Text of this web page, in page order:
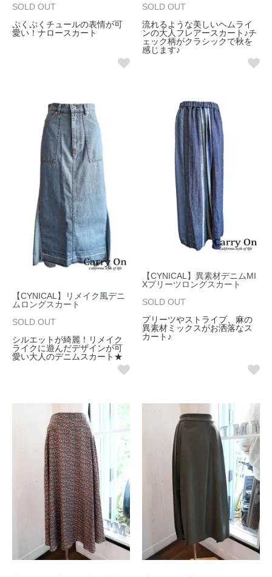
SOLD OUT
ぷくぷくチュールの表情が可
愛い！ナロースカート
SOLD OUT
流れるような美しいヘムライ
ンの大人フレアースカート♪チ
ェック柄がクラシックで秋を
感じます♪
【CYNICAL】リメイク風デニ
ムロングスカート
SOLD OUT
シルエットが綺麗！リメイク
ライクに遊んだデザインが可
愛い大人のデニムスカート★
【CYNICAL】異素材デニムMI
Xプリーツロングスカート
SOLD OUT
プリーツやストライプ、麻の
異素材ミックスがお洒落なス
カート♪